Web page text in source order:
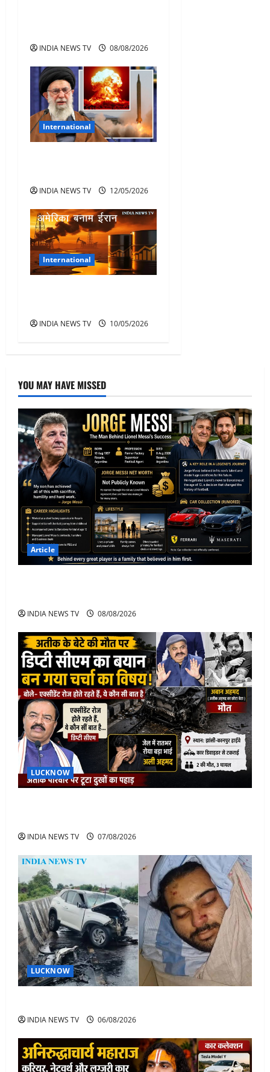
INDIA NEWS TV 08/08/2026
International
INDIA NEWS TV 12/05/2026
International
INDIA NEWS TV 10/05/2026
YOU MAY HAVE MISSED
Article
INDIA NEWS TV 08/08/2026
LUCKNOW
INDIA NEWS TV 07/08/2026
LUCKNOW
INDIA NEWS TV 06/08/2026